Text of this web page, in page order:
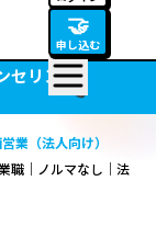
🤝
申し込む
セリン
業（法人向け）
職｜ノルマなし｜法